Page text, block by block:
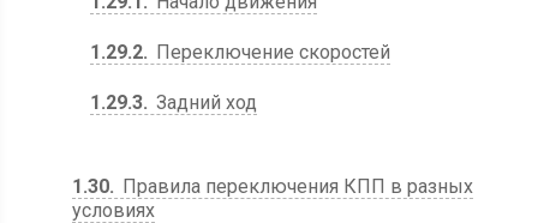
1.29.2 Переключение скоростей
1.29.3 Задний ход
1.30
Правила переключения КПП в разных
условиях